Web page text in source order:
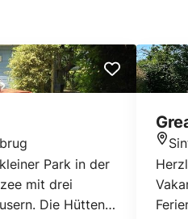
Park in der
mit drei
Die Hütten